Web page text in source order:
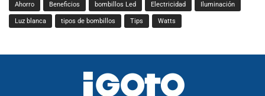
Ahorro Beneficios bombillos Led Electricidad Iluminación
Luz blanca tipos de bombillos Tips Watts